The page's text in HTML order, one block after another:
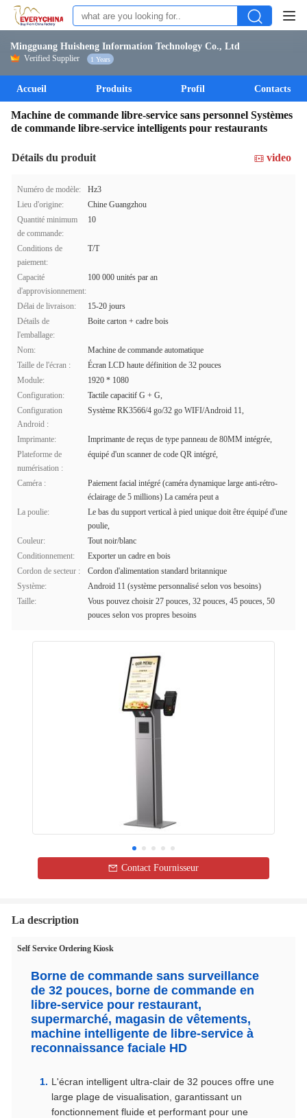
Mingguang Huisheng Information Technology Co., Ltd
Verified Supplier 1 Years
Accueil Produits Profil Contacts
Machine de commande libre-service sans personnel Systèmes
de commande libre-service intelligents pour restaurants
Détails du produit video
Numéro de modèle:
Hz3
Lieu d'origine:
Chine Guangzhou
Quantité minimum
de commande:
10
Conditions de
paiement:
T/T
Capacité
d'approvisionnement:
100 000 unités par an
Délai de livraison:
15-20 jours
Détails de
l'emballage:
Boite carton + cadre bois
Nom:
Machine de commande automatique
Taille de l'écran :
Écran LCD haute définition de 32 pouces
Module:
1920 * 1080
Configuration:
Tactile capacitif G + G,
Configuration
Android :
Système RK3566/4 go/32 go WIFI/Android 11,
Imprimante:
Imprimante de reçus de type panneau de 80MM intégrée,
Plateforme de
numérisation :
équipé d'un scanner de code QR intégré,
Caméra :
Paiement facial intégré (caméra dynamique large anti-rétro-
éclairage de 5 millions) La caméra peut a
La poulie:
Le bas du support vertical à pied unique doit être équipé d'une
poulie,
Couleur:
Tout noir/blanc
Conditionnement:
Exporter un cadre en bois
Cordon de secteur :
Cordon d'alimentation standard britannique
Système:
Android 11 (système personnalisé selon vos besoins)
Taille:
Vous pouvez choisir 27 pouces, 32 pouces, 45 pouces, 50
pouces selon vos propres besoins
Contact Fournisseur
La description
Self Service Ordering Kiosk
Borne de commande sans surveillance
de 32 pouces, borne de commande en
libre-service pour restaurant,
supermarché, magasin de vêtements,
machine intelligente de libre-service à
reconnaissance faciale HD
L'écran intelligent ultra-clair de 32 pouces offre une
large plage de visualisation, garantissant un
fonctionnement fluide et performant pour une